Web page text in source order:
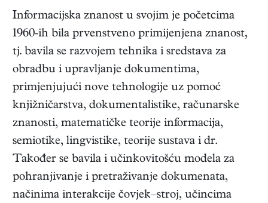
Informacijska znanost u svojim je početcima
1960-ih bila prvenstveno primijenjena znanost,
tj. bavila se razvojem tehnika i sredstava za
obradbu i upravljanje dokumentima,
primjenjujući nove tehnologije uz pomoć
knjižničarstva, dokumentalistike, računarske
znanosti, matematičke teorije informacija,
semiotike, lingvistike, teorije sustava i dr.
Također se bavila i učinkovitošću modela za
pohranjivanje i pretraživanje dokumenata,
načinima interakcije čovjek–stroj, učincima